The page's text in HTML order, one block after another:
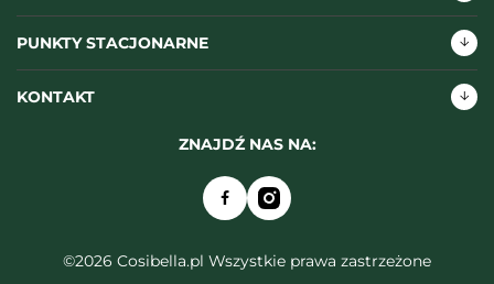
PUNKTY STACJONARNE
KONTAKT
ZNAJDŹ NAS NA:
©2026 Cosibella.pl Wszystkie prawa zastrzeżone